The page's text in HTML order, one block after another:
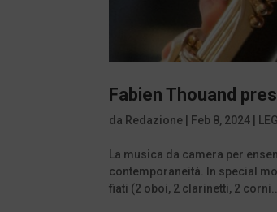
Fabien Thouand
da Redazione Feb 8, 2024
La musica da camera per
contemporaneità. In special
fiati (2 oboi, 2 clarinetti, 2